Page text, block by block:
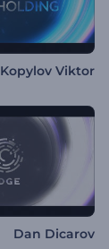
Kopylov Viktor
Dan Dicarov